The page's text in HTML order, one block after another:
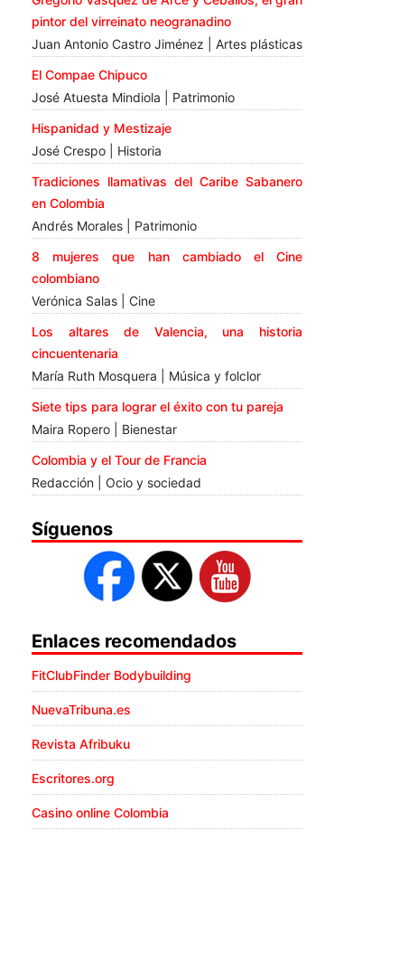
pintor del virreinato neogranadino
Juan Antonio Castro Jiménez | Artes plásticas
El Compae Chipuco
José Atuesta Mindiola | Patrimonio
Hispanidad y Mestizaje
José Crespo | Historia
Tradiciones llamativas del Caribe Sabanero
en Colombia
Andrés Morales | Patrimonio
8 mujeres que han cambiado el Cine
colombiano
Verónica Salas | Cine
Los altares de Valencia, una historia
cincuentenaria
María Ruth Mosquera | Música y folclor
Siete tips para lograr el éxito con tu pareja
Maira Ropero | Bienestar
Colombia y el Tour de Francia
Redacción | Ocio y sociedad
Síguenos
Enlaces recomendados
FitClubFinder Bodybuilding
NuevaTribuna.es
Revista Afribuku
Escritores.org
Casino online Colombia